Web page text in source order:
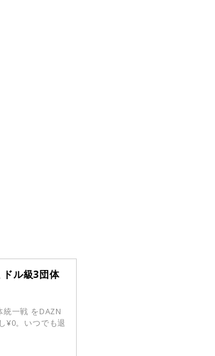
ル級3団体
一戦 をDAZN
¥0。いつでも退